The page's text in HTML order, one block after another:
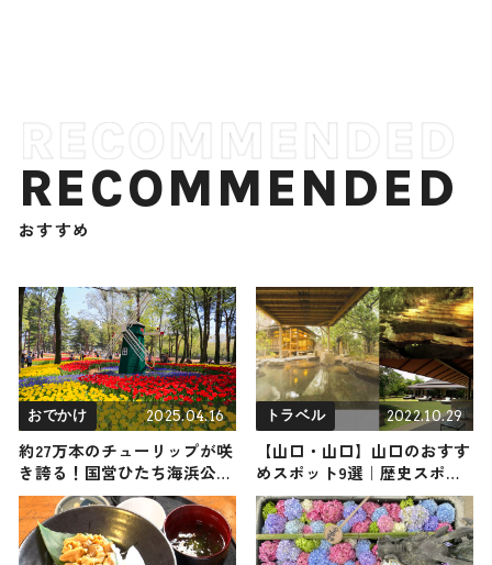
RECOMMENDED
おすすめ
おでかけ 2025.04.16
約27万本のチューリップが咲
き誇る！国営ひたち海浜公園
でチューリップが見頃に！
トラベル 2022.10.29
【山口・山口】山口のおすす
めスポット9選｜歴史スポッ
トから最新スポーツまでご紹
介します